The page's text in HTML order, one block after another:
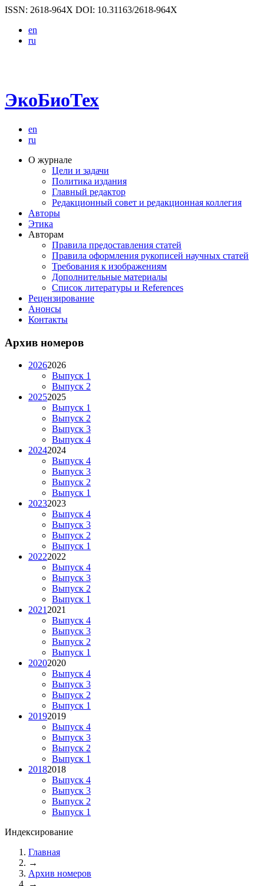
ISSN: 2618-964X DOI: 10.31163/2618-964X
en
ru
ЭкоБиоТех
en
ru
О журнале
Цели и задачи
Политика издания
Главный редактор
Редакционный совет и редакционная коллегия
Авторы
Этика
Авторам
Правила предоставления статей
Правила оформления рукописей научных статей
Требования к изображениям
Дополнительные материалы
Список литературы и References
Рецензирование
Анонсы
Контакты
Архив номеров
20262026
Выпуск 1
Выпуск 2
20252025
Выпуск 1
Выпуск 2
Выпуск 3
Выпуск 4
20242024
Выпуск 4
Выпуск 3
Выпуск 2
Выпуск 1
20232023
Выпуск 4
Выпуск 3
Выпуск 2
Выпуск 1
20222022
Выпуск 4
Выпуск 3
Выпуск 2
Выпуск 1
2021 2021
Выпуск 4
Выпуск 3
Выпуск 2
Выпуск 1
20202020
Выпуск 4
Выпуск 3
Выпуск 2
Выпуск 1
20192019
Выпуск 4
Выпуск 3
Выпуск 2
Выпуск 1
20182018
Выпуск 4
Выпуск 3
Выпуск 2
Выпуск 1
Индексирование
Главная
→
Архив номеров